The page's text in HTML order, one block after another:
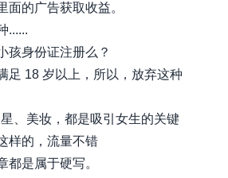
面的广告获取收益。
......
孩身份证注册么？
足 18 岁以上，所以，放弃这种
、美妆，都是吸引女生的关键
样的，流量不错
都是属于硬写。